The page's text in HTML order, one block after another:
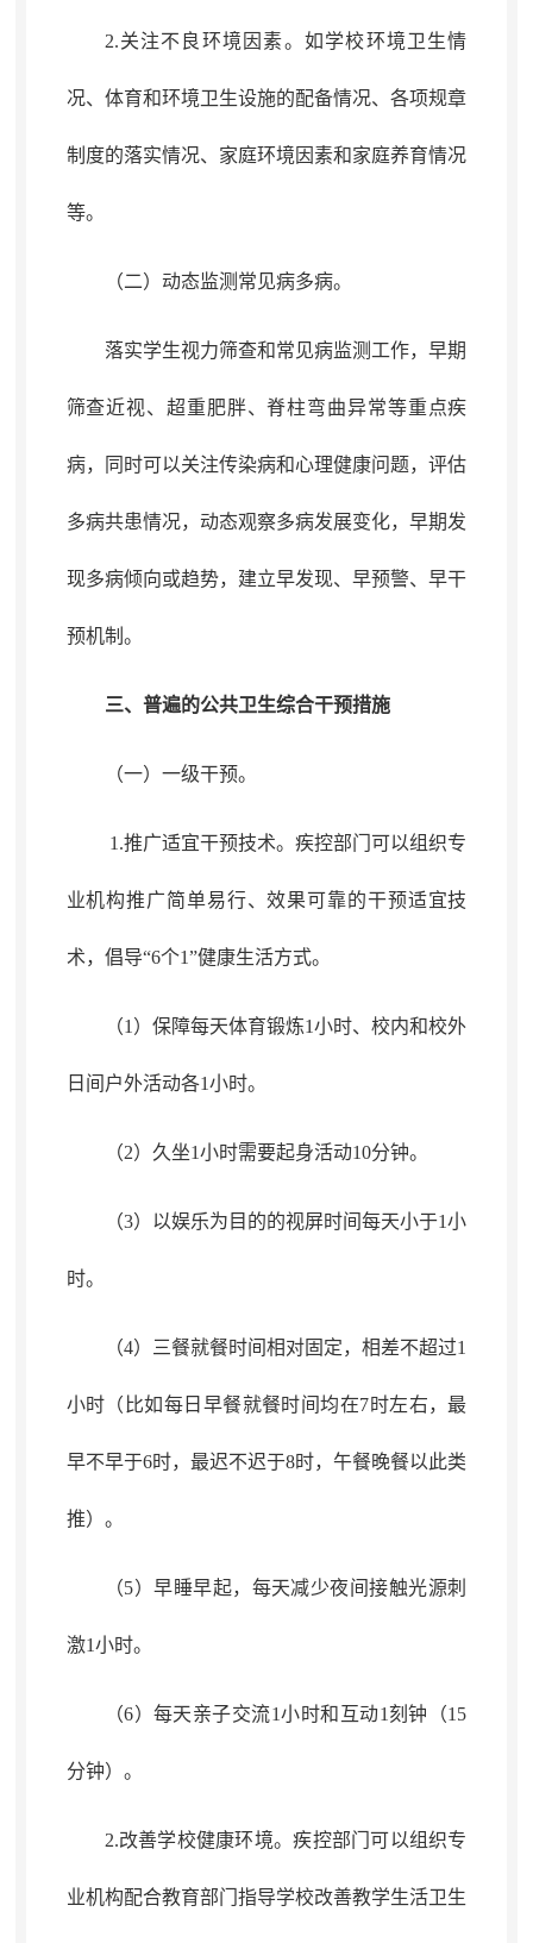
2.关注不良环境因素。 如学校环境卫生情
况、体育和环境卫生设施的配备情况、各项规章
制度的落实情况、家庭环境因素和家庭养育情况
等。
（二）动态监测常见病多病。
落实学生视力筛查和常见病监测工作，早期
筛查近视、超重肥胖、脊柱弯曲异常等重点疾
病， 同时可以关注传染病和心理健康问题，评估
多病共患情况， 动态观察多病发展变化，早期发
现多病倾向或趋势， 建立早发现、早预警、早干
预机制 。
三、普遍的公共卫生综合干预措施
（一）一级干预。
1.推广适宜干预技术。疾控部门可以组织专
业机构推广简单易行、效果可靠的干预适宜技
术， 倡导“6个1”健康生活方式。
（1）保障每天体育锻炼1小时、校内和校外
日间户外活动各1小时。
（2）久坐1小时需要起身活动10分钟。
（3）以娱乐为目的的视屏时间每天小于1小
时。
（4）三餐就餐时间相对固定，相差不超过1
小时（比如每日早餐就餐时间均在7时左右，最
早不早于6时， 最迟不迟于8时，午餐晚餐以此类
推） 。
（5）早睡早起， 每天减少夜间接触光源刺
激1小时。
（6）每天亲子交流1小时和互动1刻钟（15
分钟） 。
2.改善学校健康环境。疾控部门可以组织专
业机构配合教育部门指导学校改善教学生活卫生